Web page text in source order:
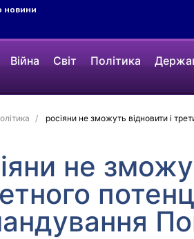
новини
Війна Світ Політика
росіяни не зможуть відновити і
не